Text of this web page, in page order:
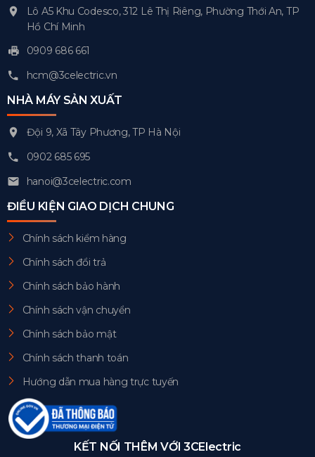
Lô A5 Khu Codesco, 312 Lê Thị Riêng, Phường Thới An, TP
Hồ Chí Minh
0909 686 661
hcm@3celectric.vn
NHÀ MÁY SẢN XUẤT
Đội 9, Xã Tây Phương, TP Hà Nội
0902 685 695
hanoi@3celectric.com
ĐIỀU KIỆN GIAO DỊCH CHUNG
Chính sách kiểm hàng
Chính sách đổi trả
Chính sách bảo hành
Chính sách vận chuyển
Chính sách bảo mật
Chính sách thanh toán
Hướng dẫn mua hàng trực tuyến
KẾT NỐI THÊM VỚI 3CElectric